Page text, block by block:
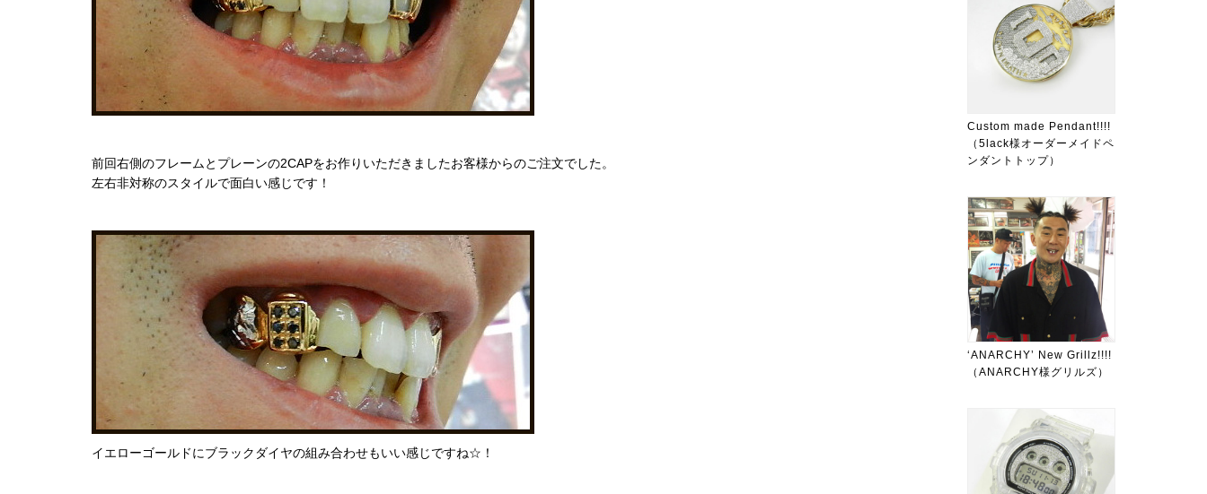
前回右側のフレームとプレーンの2CAPをお作りいただきましたお客様からのご注文でした。
左右非対称のスタイルで面白い感じです！
イエローゴールドにブラックダイヤの組み合わせもいい感じですね☆！
Custom made Pendant!!!!
（5lack様オーダーメイドペ
ンダントトップ）
‘ANARCHY’ New Grillz!!!!
（ANARCHY様グリルズ）